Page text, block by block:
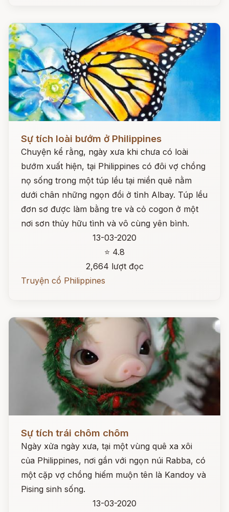
Sự tích loài bướm ở Philippines
Chuyện kể rằng, ngày xưa khi chưa có loài
bướm xuất hiện, tại Philippines có đôi vợ chồng
nọ sống trong một túp lều tại miền quê nằm
dưới chân những ngọn đồi ở tỉnh Albay. Túp lều
đơn sơ được làm bằng tre và cỏ cogon ở một
nơi sơn thủy hữu tình và vô cùng yên bình.
13-03-2020
⭐ 4.8
2,664 lượt đọc
Truyện cổ Philippines
Sự tích trái chôm chôm
Ngày xửa ngày xưa, tại một vùng quê xa xôi
của Philippines, nơi gần với ngọn núi Rabba, có
một cặp vợ chồng hiếm muộn tên là Kandoy và
Pising sinh sống.
13-03-2020